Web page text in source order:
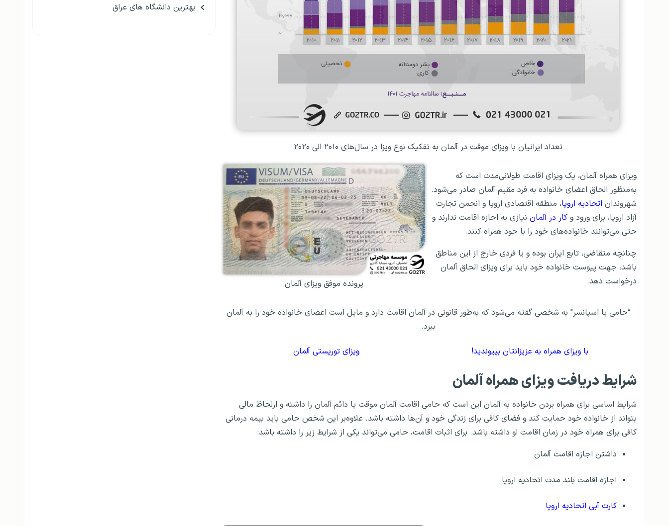
تعداد ایرانیان با ویزای موقت در آلمان به تفکیک نوع ویزا در سال‌های ۲۰۱۰ الی ۲۰۲۰
ویزای همراه آلمان، یک ویزای اقامت طولانی‌مدت است که
به‌منظور الحاق اعضای خانواده به فرد مقیم آلمان صادر می‌شود.
شهروندان اتحادیه اروپا، منطقه اقتصادی اروپا و انجمن تجارت
آزاد اروپا، برای ورود و کار در آلمان نیازی به اجازه اقامت ندارند و
حتی می‌توانند خانواده‌های خود را با خود همراه کنند.
چنانچه متقاضی، تابع ایران بوده و یا فردی خارج از این مناطق
باشد، جهت پیوست خانواده خود باید برای ویزای الحاق آلمان
درخواست دهد.
پرونده موفق ویزای آلمان
“حامی یا اسپانسر” به شخصی گفته می‌شود که به‌طور قانونی در آلمان اقامت دارد و مایل است اعضای خانواده خود را به آلمان
ببرد.
با ویزای همراه به عزیزانتان بپیوندید! ویزای توریستی آلمان
شرایط دریافت ویزای همراه آلمان
شرایط اساسی برای همراه بردن خانواده به آلمان این است که حامی اقامت آلمان موقت یا دائم آلمان را داشته و ازلحاظ مالی
بتواند از خانواده خود حمایت کند و فضای کافی برای زندگی خود و آن‌ها داشته باشد. علاوه‌بر این شخص حامی باید بیمه درمانی
کافی برای همراه خود در زمان اقامت او داشته باشد. برای اثبات اقامت، حامی می‌تواند یکی از شرایط زیر را داشته باشد:
داشتن اجازه اقامت آلمان
اجازه اقامت بلند مدت اتحادیه اروپا
کارت آبی اتحادیه اروپا
بهترین دانشگاه های عراق